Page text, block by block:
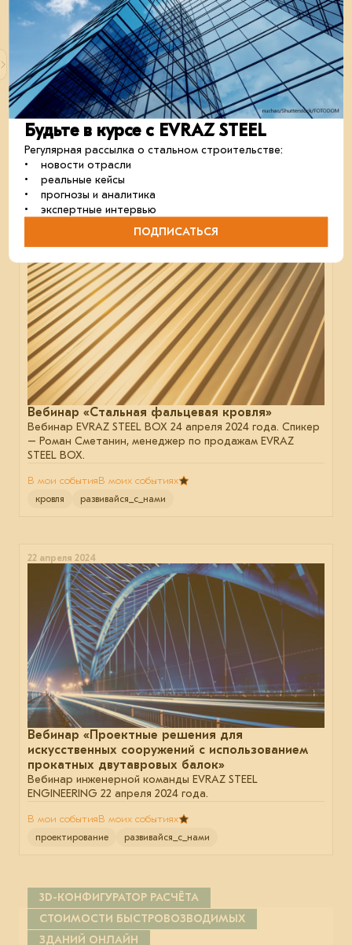
Вебинар «Префабрикация в строительстве»
5 сентября 2024 г. команда EVRAZ STEEL ENGINEERING
проведёт вебинар, посвящённый prefab-технологии.
В мои события
проектирование
Вебинар «Стальная фальцевая кровля»
Вебинар EVRAZ STEEL BOX 24 апреля 2024 года. Спикер
– Роман Сметанин, менеджер по продажам EVRAZ
STEEL BOX.
В мои событияВ моих событиях
кровля развивайся_с_нами
22 апреля 2024
Вебинар «Проектные решения для
искусственных сооружений с использованием
прокатных двутавровых балок»
Вебинар инженерной команды EVRAZ STEEL
ENGINEERING 22 апреля 2024 года.
В мои событияВ моих событиях
проектирование развивайся_с_нами
3D-КОНФИГУРАТОР РАСЧЁТА
СТОИМОСТИ БЫСТРОВОЗВОДИМЫХ
ЗДАНИЙ ОНЛАЙН
Будьте в курсе с EVRAZ STEEL
Регулярная рассылка о стальном строительстве:
• новости отрасли
• реальные кейсы
• прогнозы и аналитика
• экспертные интервью
ПОДПИСАТЬСЯ